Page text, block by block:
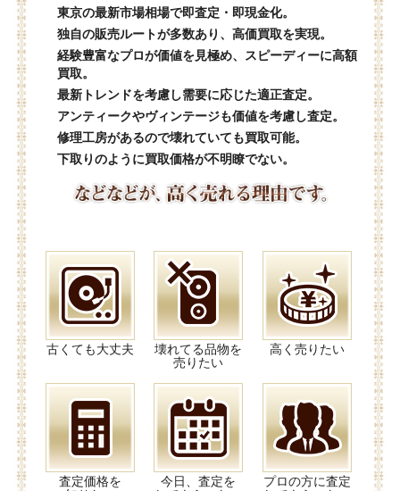
東京の最新市場相場で即査定・即現金化。
独自の販売ルートが多数あり、高価買取を実現。
経験豊富なプロが価値を見極め、スピーディーに高額
買取。
最新トレンドを考慮し需要に応じた適正査定。
アンティークやヴィンテージも価値を考慮し査定。
修理工房があるので壊れていても買取可能。
下取りのように買取価格が不明瞭でない。
古くても大丈夫
壊れてる品物を
売りたい
高く売りたい
査定価格を
今日、査定を
プロの方に査定